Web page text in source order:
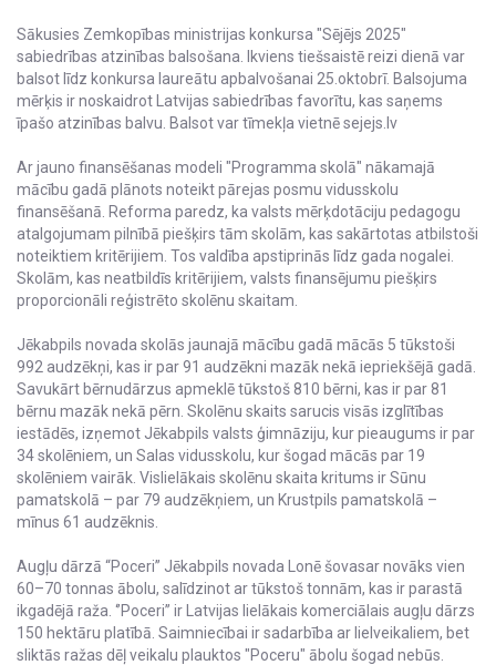
Sākusies Zemkopības ministrijas konkursa "Sējējs 2025"
sabiedrības atzinības balsošana. Ikviens tiešsaistē reizi dienā var
balsot līdz konkursa laureātu apbalvošanai 25.oktobrī. Balsojuma
mērķis ir noskaidrot Latvijas sabiedrības favorītu, kas saņems
īpašo atzinības balvu. Balsot var tīmekļa vietnē sejejs.lv
Ar jauno finansēšanas modeli "Programma skolā" nākamajā
mācību gadā plānots noteikt pārejas posmu vidusskolu
finansēšanā. Reforma paredz, ka valsts mērķdotāciju pedagogu
atalgojumam pilnībā piešķirs tām skolām, kas sakārtotas atbilstoši
noteiktiem kritērijiem. Tos valdība apstiprinās līdz gada nogalei.
Skolām, kas neatbildīs kritērijiem, valsts finansējumu piešķirs
proporcionāli reģistrēto skolēnu skaitam.
Jēkabpils novada skolās jaunajā mācību gadā mācās 5 tūkstoši
992 audzēkņi, kas ir par 91 audzēkni mazāk nekā iepriekšējā gadā.
Savukārt bērnudārzus apmeklē tūkstoš 810 bērni, kas ir par 81
bērnu mazāk nekā pērn. Skolēnu skaits sarucis visās izglītības
iestādēs, izņemot Jēkabpils valsts ģimnāziju, kur pieaugums ir par
34 skolēniem, un Salas vidusskolu, kur šogad mācās par 19
skolēniem vairāk. Vislielākais skolēnu skaita kritums ir Sūnu
pamatskolā – par 79 audzēkņiem, un Krustpils pamatskolā –
mīnus 61 audzēknis.
Augļu dārzā “Poceri” Jēkabpils novada Lonē šovasar novāks vien
60–70 tonnas ābolu, salīdzinot ar tūkstoš tonnām, kas ir parastā
ikgadējā raža. ‘’Poceri’’ ir Latvijas lielākais komerciālais augļu dārzs
150 hektāru platībā. Saimniecībai ir sadarbība ar lielveikaliem, bet
sliktās ražas dēļ veikalu plauktos "Poceru" ābolu šogad nebūs.